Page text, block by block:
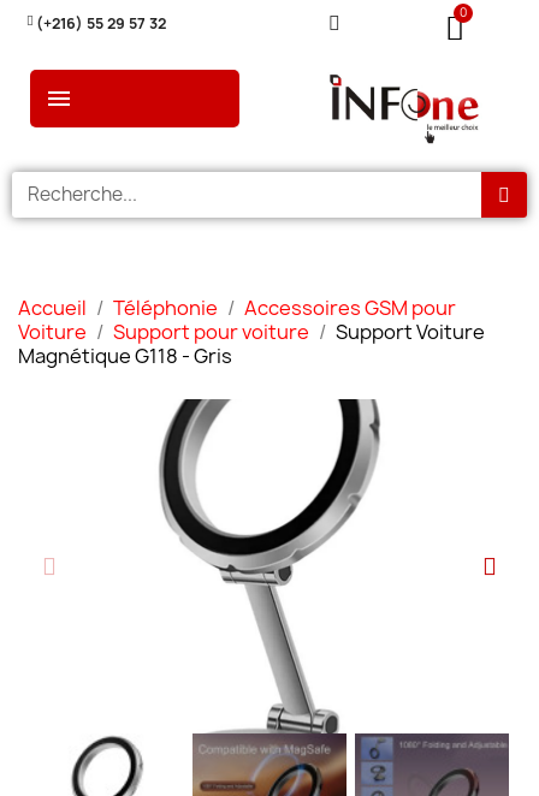
(+216) 55 29 57 32
Accueil Téléphonie
Accessoires GSM pour
Voiture
Support pour voiture
Support Voiture
Magnétique G118 - Gris